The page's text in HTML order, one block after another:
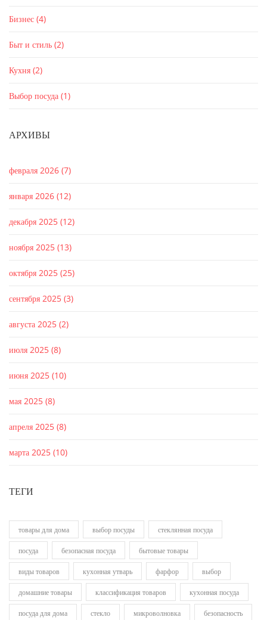
Бизнес (4)
Быт и стиль (2)
Кухня (2)
Выбор посуда (1)
АРХИВЫ
февраля 2026 (7)
января 2026 (12)
декабря 2025 (12)
ноября 2025 (13)
октября 2025 (25)
сентября 2025 (3)
августа 2025 (2)
июля 2025 (8)
июня 2025 (10)
мая 2025 (8)
апреля 2025 (8)
марта 2025 (10)
ТЕГИ
товары для дома выбор посуды стеклянная посуда
посуда безопасная посуда бытовые товары
виды товаров кухонная утварь фарфор выбор
домашние товары классификация товаров кухонная посуда
посуда для дома стекло микроволновка безопасность